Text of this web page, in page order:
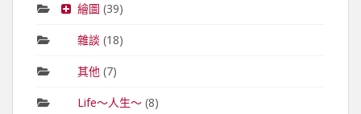
繪圖 (39)
雜談 (18)
其他(7)
Life～人生～(8)